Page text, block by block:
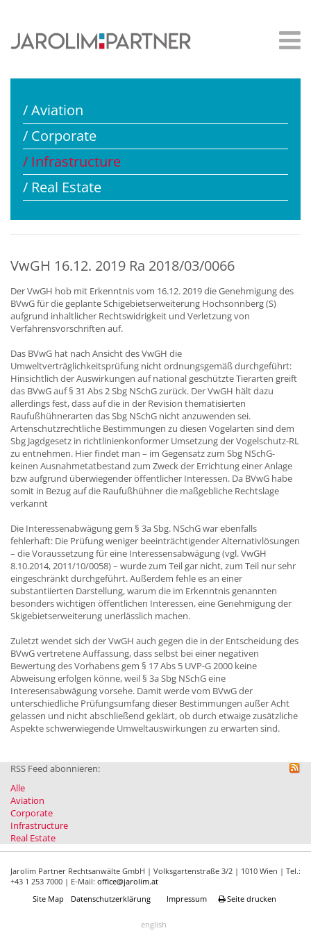
/ Aviation
/ Corporate
/ Infrastructure
/ Real Estate
VwGH 16.12. 2019 Ra 2018/03/0066
Der VwGH hob mit Erkenntnis vom 16.12. 2019 die Genehmigung des
BVwG für die geplante Schigebietserweiterung Hochsonnberg (S)
aufgrund inhaltlicher Rechtswidrigkeit und Verletzung von
Verfahrensvorschriften auf.
Das BVwG hat nach Ansicht des VwGH die
Umweltverträglichkeitsprüfung nicht ordnungsgemäß durchgeführt:
Hinsichtlich der Auswirkungen auf national geschützte Tierarten greift
das BVwG auf § 31 Abs 2 Sbg NSchG zurück. Der VwGH hält dazu
allerdings fest, dass auf die in der Revision thematisierten
Raufußhühnerarten das Sbg NSchG nicht anzuwenden sei.
Artenschutzrechtliche Bestimmungen zu diesen Vogelarten sind dem
Sbg Jagdgesetz in richtlinienkonformer Umsetzung der Vogelschutz-RL
zu entnehmen. Hier findet man – im Gegensatz zum Sbg NSchG-
keinen Ausnahmetatbestand zum Zweck der Errichtung einer Anlage
bzw aufgrund überwiegender öffentlicher Interessen. Da BVwG habe
somit in Bezug auf die Raufußhühner die maßgebliche Rechtslage
verkannt
Die Interessenabwägung gem § 3a Sbg. NSchG war ebenfalls
fehlerhaft: Die Prüfung weniger beeinträchtigender Alternativlösungen
– die Voraussetzung für eine Interessensabwägung (vgl. VwGH
8.10.2014, 2011/10/0058) – wurde zum Teil gar nicht, zum Teil nur sehr
eingeschränkt durchgeführt. Außerdem fehle es an einer
substantiierten Darstellung, warum die im Erkenntnis genannten
besonders wichtigen öffentlichen Interessen, eine Genehmigung der
Skigebietserweiterung unerlässlich machen.
Zuletzt wendet sich der VwGH auch gegen die in der Entscheidung des
BVwG vertretene Auffassung, dass selbst bei einer negativen
Bewertung des Vorhabens gem § 17 Abs 5 UVP-G 2000 keine
Abweisung erfolgen könne, weil § 3a Sbg NSchG eine
Interesensabwägung vorsehe. Damit werde vom BVwG der
unterschiedliche Prüfungsumfang dieser Bestimmungen außer Acht
gelassen und nicht abschließend geklärt, ob durch etwaige zusätzliche
Aspekte schwerwiegende Umweltauswirkungen zu erwarten sind.
RSS Feed abonnieren:
Alle
Aviation
Corporate
Infrastructure
Real Estate
Jarolim Partner Rechtsanwälte GmbH | Volksgartenstraße 3/2 | 1010 Wien | Tel.:
+43 1 253 7000 | E-Mail: office@jarolim.at
Site Map
Datenschutzerklärung Impressum Seite drucken
english